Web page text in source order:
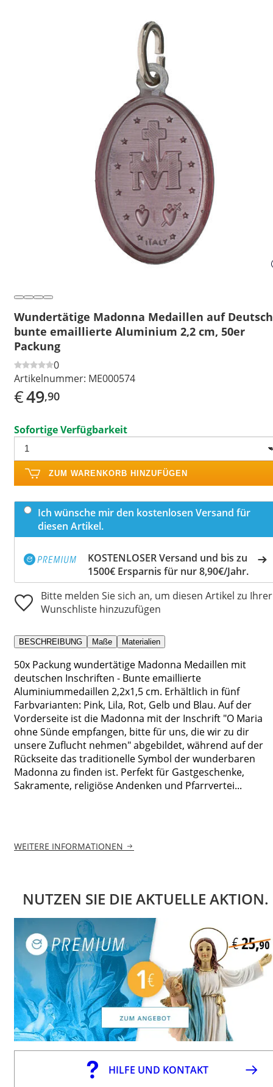
Wundertätige Madonna Medaillen auf
bunte emaillierte Aluminium 2,2 cm, 50er
Packung
0
Artikelnummer: ME000574
€49,90
Sofortige Verfügbarkeit
ZUM WARENKORB HINZUFÜGEN
Ich wünsche mir den kostenlosen Versand für
diesen Artikel.
KOSTENLOSER Versand und bis zu
1500€ Ersparnis für nur 8,90€/Jahr.
Bitte melden Sie sich an, um diesen Artikel zu Ihrer
Wunschliste hinzuzufügen
BESCHREIBUNG Maße Materialien
50x Packung wundertätige Madonna Medaillen mit
deutschen Inschriften - Bunte emaillierte
Aluminiummedaillen 2,2x1,5 cm. Erhältlich in fünf
Farbvarianten: Pink, Lila, Rot, Gelb und Blau. Auf der
Vorderseite ist die Madonna mit der Inschrift "O Maria
ohne Sünde empfangen, bitte für uns, die wir zu dir
unsere Zuflucht nehmen" abgebildet, während auf der
Rückseite das traditionelle Symbol der wunderbaren
Madonna zu finden ist. Perfekt für Gastgeschenke,
Sakramente, religiöse Andenken und Pfarrvertei...
WEITERE INFORMATIONEN
NUTZEN SIE DIE AKTUELLE AKTION.
HILFE UND KONTAKT